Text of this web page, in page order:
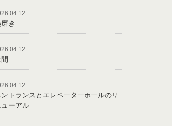
き
間
ントランスとエレベーターホールのリ
ューアル